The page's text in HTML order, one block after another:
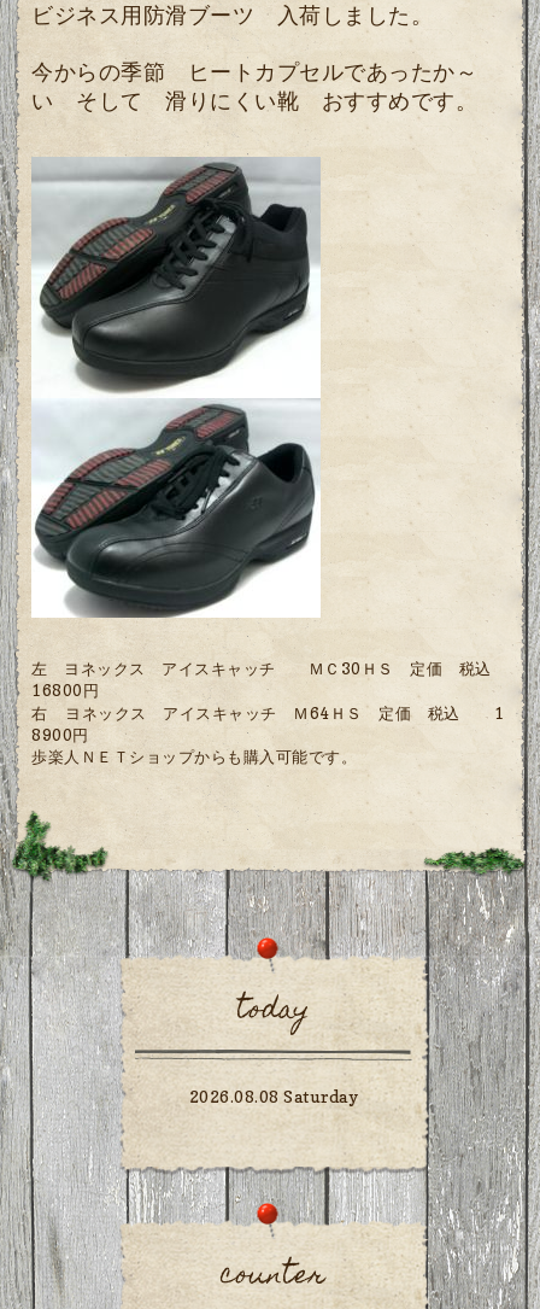
ビジネス用防滑ブーツ 入荷しました。
今からの季節 ヒートカプセルであったか～
い そして 滑りにくい靴 おすすめです。
左 ヨネックス アイスキャッチ ＭＣ30ＨＳ 定価 税込
16800円
右
ヨネックス アイスキャッチ Ｍ64ＨＳ 定価 税込
1
8900円
歩楽人ＮＥＴショップからも購入可能です。
today
2026.08.08 Saturday
counter